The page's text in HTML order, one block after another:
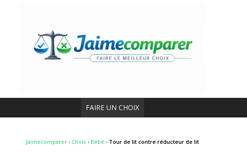
FAIRE UN CHOIX
Jaimecomparer› Choix› Bébé › Tour de lit contre réducteur de lit